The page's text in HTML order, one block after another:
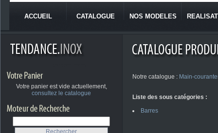
ACCUEIL CATALOGUE NOS MODELES
Votre panier est vide actuellement,
consultez le catalogue
Notre catalogue : Main-
Liste des sous catégories :
Barres